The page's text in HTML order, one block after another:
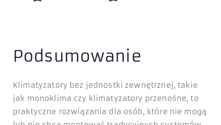
Podsumowanie
Klimatyzatory bez jednostki zewnętrznej, takie
jak monoklima czy klimatyzatory przenośne, to
praktyczne rozwiązania dla osób, które nie mogą